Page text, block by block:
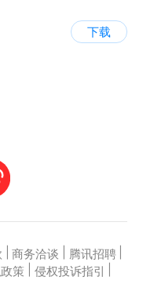
下载
商务洽谈 腾讯招聘
策 侵权投诉指引